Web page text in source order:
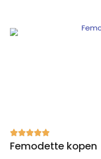
Femodette kopen